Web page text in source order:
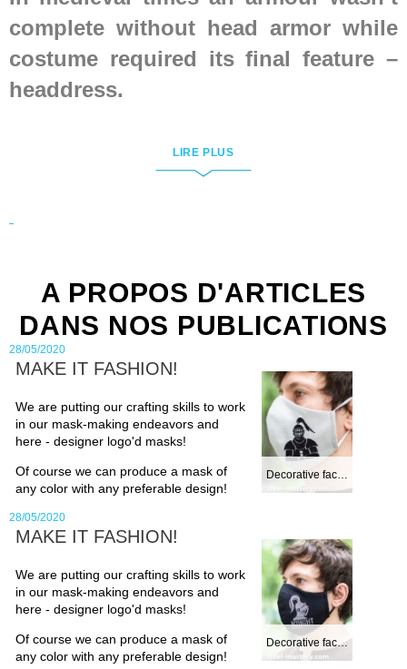
complete without head armor while
costume required its final feature –
headdress.
Medieval head armor
essential thing to mention is a
wide range of quality head armor,
that spans over historical periods
and countries.
Our overlook starts from simple
straightforward
norman helmet
usual for early Middle Ages. This
type includesPioneer helmetand
Nasal helmet
spread over the Western and
Eastern Europe.
If your favourites are the
Crusades or the Golden Horde
LIRE PLUS
A PROPOS D'ARTICLES
DANS NOS PUBLICATIONS
28/05/2020
MAKE IT FASHION!
We are putting our crafting skills to work
in our mask-making endeavors and
here - designer logo'd masks!
Of course we can produce a mask of
any color with any preferable design!
Decorative face m...
28/05/2020
MAKE IT FASHION!
We are putting our crafting skills to work
in our mask-making endeavors and
here - designer logo'd masks!
Of course we can produce a mask of
any color with any preferable design!
Decorative face m...